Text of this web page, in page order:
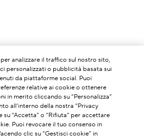
analizzare il traffico sul nostro sito,
personalizzati o pubblicità basata sui
da piattaforme social. Puoi
relative ai cookie o ottenere
in merito cliccando su “Personalizza”
all’interno della nostra “Privacy
su “Accetta” o “Rifiuta” per accettare
Puoi revocare il tuo consenso in
clic su “Gestisci cookie” in